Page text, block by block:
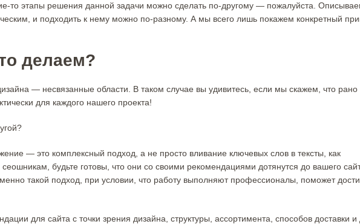
то этапы решения данной задачи можно сделать по-другому — пожалуйста.
и подходить к нему можно по-разному. А мы всего лишь покажем конкретный
делаем?
— несвязанные области. В таком случае вы удивитесь, если мы скажем, что рано
для каждого нашего проекта!
— это комплексный подход, а не просто вливание ключевых слов в тексты, как
будьте готовы, что они со своими рекомендациями дотянутся до вашего
такой подход, при условии, что работу выполняют профессионалы, поможет
для сайта с точки зрения дизайна, структуры, ассортимента, способов доставки